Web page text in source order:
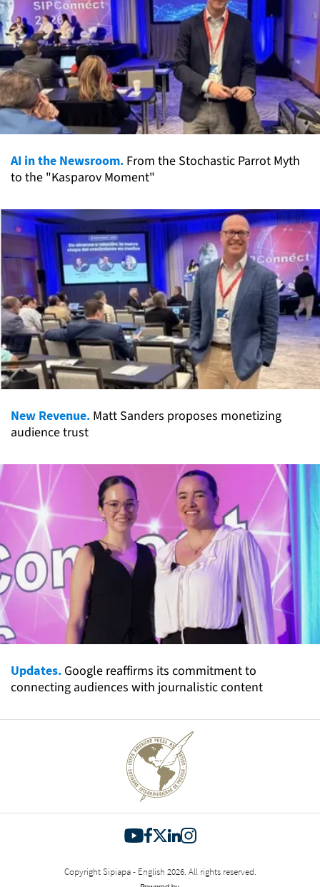
AI in the Newsroom. From the Stochastic Parrot Myth
to the "Kasparov Moment"
New Revenue. Matt Sanders proposes monetizing
audience trust
Updates. Google reaffirms its commitment to
connecting audiences with journalistic content
Copyright Sipiapa - English 2026. All rights reserved.